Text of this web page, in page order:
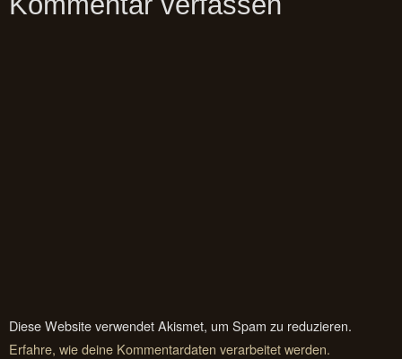
Diese Website verwendet Akismet, um Spam zu reduzieren.
Erfahre, wie deine Kommentardaten verarbeitet werden.